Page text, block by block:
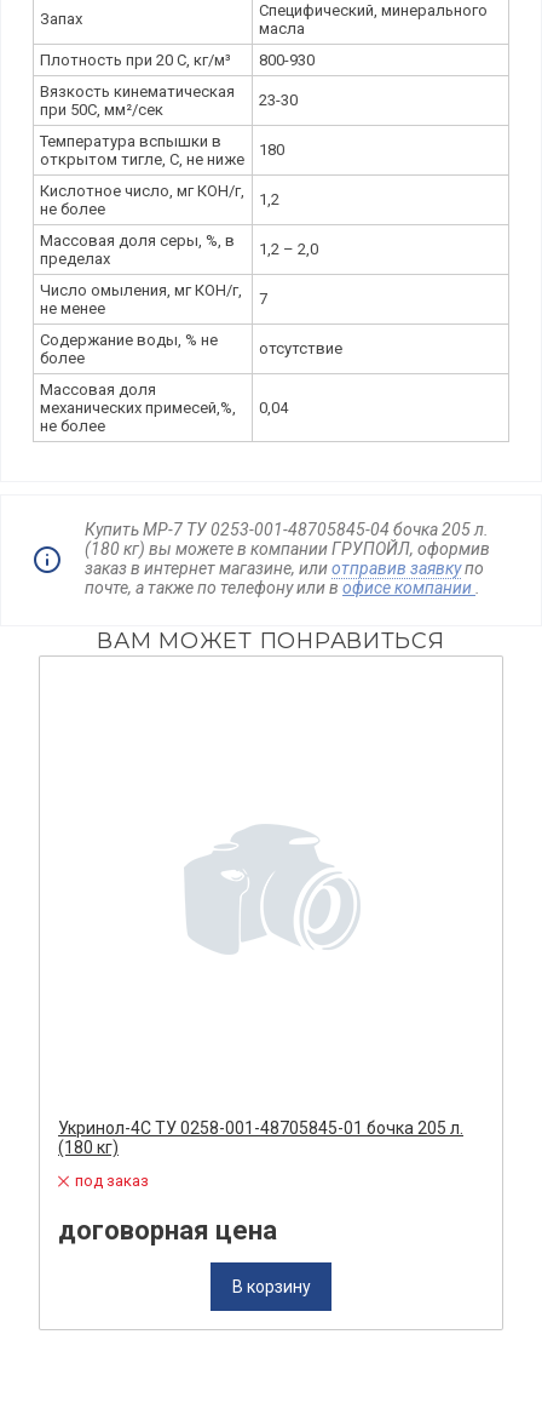
Запах
Специфический, минерального
масла
Плотность при 20 С, кг/м³
800-930
Вязкость кинематическая
при 50С, мм²/сек
23-30
Температура вспышки в
открытом тигле, С, не ниже
180
Кислотное число, мг КОН/г,
не более
1,2
Массовая доля серы, %, в
пределах
1,2 – 2,0
Число омыления, мг КОН/г,
не менее
7
Содержание воды, % не
более
отсутствие
Массовая доля
механических примесей,%,
не более
0,04
Купить МР-7 ТУ 0253-001-48705845-04 бочка 205 л.
(180 кг) вы можете в компании ГРУПОЙЛ, оформив
заказ в интернет магазине, илиотправив заявкупо
почте, а также по телефонуили в офисе компании
ВАМ МОЖЕТ ПОНРАВИТЬСЯ
Укринол-4С ТУ 0258-001-48705845-01 бочка 205 л.
(180 кг)
под заказ
договорная цена
В корзину